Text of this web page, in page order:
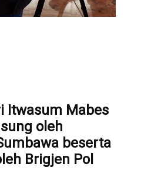
Itwasum Mabes
oleh
beserta
Brigjen Pol